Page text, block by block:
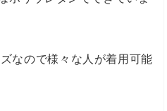
なので様々な人が着用可能